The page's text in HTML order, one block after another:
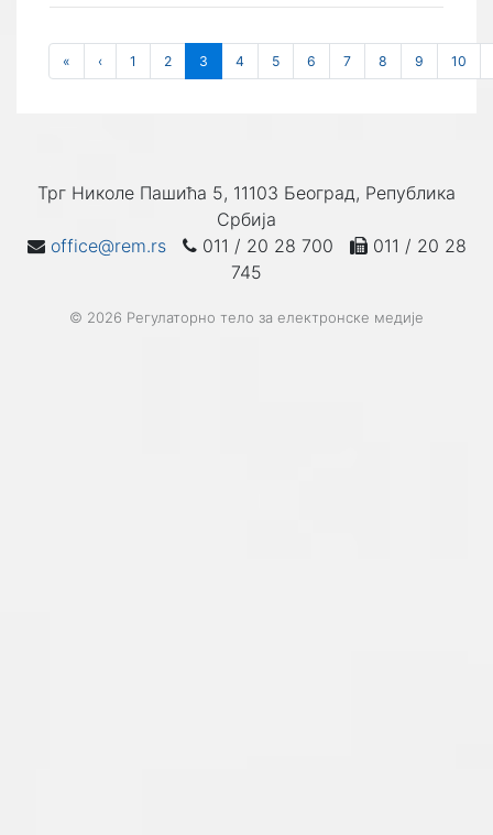
« ‹ 1 2 3 4 5 6 7 8 9 10
Трг Николе Пашића 5, 11103 Београд, Република
Србија
office@rem.rs
011 / 20 28 700
011 / 20 28
745
© 2026 Регулаторно тело за електронске медије